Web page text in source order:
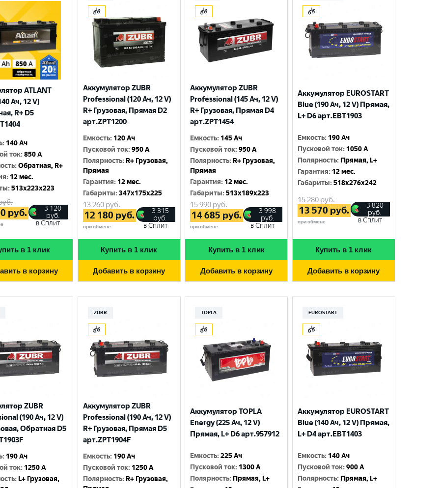
ATLANT
Ач, 12 V)
R+ D5
: 140 Ач
ток:850 A
:Обратная, R+
: 12 мес.
:513x223x223
руб.
3 120
руб.
в Сплит
в 1 клик
в корзину
Аккумулятор ZUBR
Professional (120 Ач, 12 V)
R+ Грузовая, Прямая D2
арт.ZPT1200
Емкость: 120 Ач
Пусковой ток:950 A
Полярность: R+ Грузовая,
Прямая
Гарантия: 12 мес.
Габариты:347x175x225
13 260руб.
12 180 руб.
при обмене
3 315
руб.
в Сплит
Купить в 1 клик
Добавить в корзину
Аккумулятор ZUBR
Professional (145 Ач, 12 V)
R+ Грузовая, Прямая D4
арт.ZPT1454
Емкость: 145 Ач
Пусковой ток:950 A
Полярность: R+ Грузовая,
Прямая
Гарантия: 12 мес.
Габариты:513x189x223
15 990руб.
14 685 руб.
при обмене
3 998
руб.
в Сплит
Купить в 1 клик
Добавить в корзину
Аккумулятор EUROSTART
Blue (190 Ач, 12 V) Прямая,
L+ D6 арт.EBT1903
Емкость: 190 Ач
Пусковой ток: 1050 A
Полярность: Прямая, L+
Гарантия: 12 мес.
Габариты:518x276x242
15 280руб.
13 570 руб.
при обмене
3 820
руб.
в Сплит
Купить в 1 клик
Добавить в корзину
ZUBR
(190 Ач, 12 V)
Обратная D5
: 190 Ач
ток: 1250 A
: L+ Грузовая,
ZUBR
Аккумулятор ZUBR
Professional (190 Ач, 12 V)
R+ Грузовая, Прямая D5
арт.ZPT1904F
Емкость: 190 Ач
Пусковой ток: 1250 A
Полярность: R+ Грузовая,
TOPLA
Аккумулятор TOPLA
Energy (225 Ач, 12 V)
Прямая, L+ D6 арт.957912
Емкость:225 Ач
Пусковой ток: 1300 A
Полярность: Прямая, L+
EUROSTART
Аккумулятор EUROSTART
Blue (140 Ач, 12 V) Прямая,
L+ D4 арт.EBT1403
Емкость: 140 Ач
Пусковой ток:900 A
Полярность: Прямая, L+